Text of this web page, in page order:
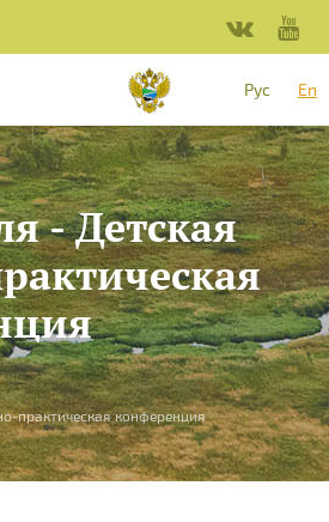
Рус
En
- Детская
практическая конференция